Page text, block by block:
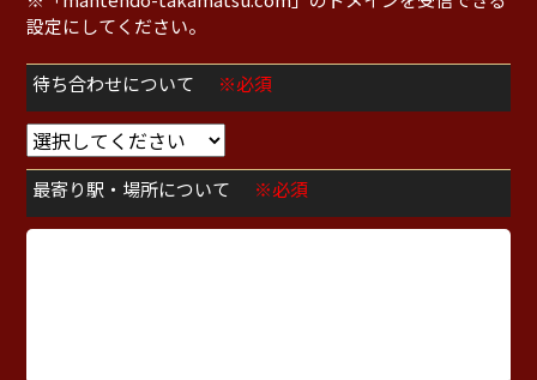
設定にしてください。
待ち合わせについて ※必須
最寄り駅・場所について ※必須